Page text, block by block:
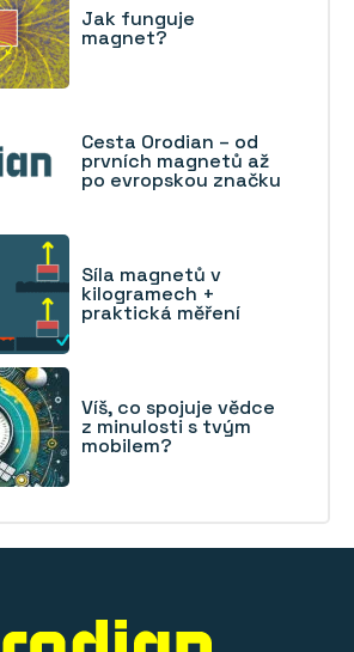
Jak funguje
magnet?
Cesta Orodian – od
prvních magnetů až
po evropskou značku
Síla magnetů v
kilogramech +
praktická měření
Víš, co spojuje vědce
z minulosti s tvým
mobilem?